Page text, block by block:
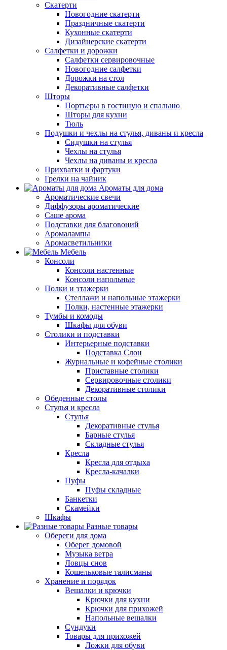
Скатерти
Новогодние скатерти
Праздничные скатерти
Кухонные скатерти
Дизайнерские скатерти
Салфетки и дорожки
Салфетки сервировочные
Новогодние салфетки
Дорожки на стол
Декоративные салфетки
Шторы
Портьеры в гостиную и спальню
Шторы для кухни
Тюль
Подушки и чехлы на стулья, диваны и кресла
Сидушки на стулья
Чехлы на стулья
Чехлы на диваны и кресла
Прихватки и фартуки
Грелки на чайник
Ароматы для дома
Ароматические свечи
Диффузоры ароматические
Саше арома
Подставки для благовоний
Аромалампы
Аромасветильники
Мебель
Консоли
Консоли настенные
Консоли напольные
Полки и этажерки
Стеллажи и напольные этажерки
Полки, настенные этажерки
Тумбы и комоды
Шкафы для обуви
Столики и подставки
Интерьерные подставки
Подставка Слон
Журнальные и кофейные столики
Приставные столики
Сервировочные столики
Декоративные столики
Обеденные столы
Стулья и кресла
Стулья
Декоративные стулья
Барные стулья
Складные стулья
Кресла
Кресла для отдыха
Кресла-качалки
Пуфы
Пуфы складные
Банкетки
Скамейки
Шкафы
Разные товары
Обереги для дома
Оберег домовой
Музыка ветра
Ловцы снов
Кошельковые талисманы
Хранение и порядок
Вешалки и крючки
Крючки для кухни
Крючки для прихожей
Напольные вешалки
Сундуки
Товары для прихожей
Ложки для обуви